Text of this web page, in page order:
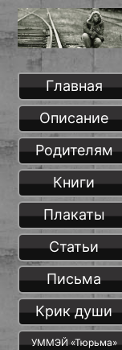
Главная
Описание
Родителям
Книги
Плакаты
Статьи
Письма
Крик души
УММЭЙ «Тюрьма»